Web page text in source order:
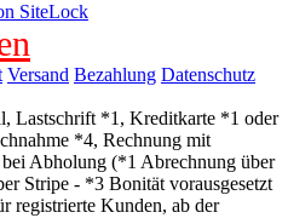
SiteLock
Versand Bezahlung Datenschutz
Lastschrift *1, Kreditkarte *1 oder
*4, Rechnung mit
Abholung (*1 Abrechnung über
Stripe - *3 Bonität vorausgesetzt
registrierte Kunden, ab der